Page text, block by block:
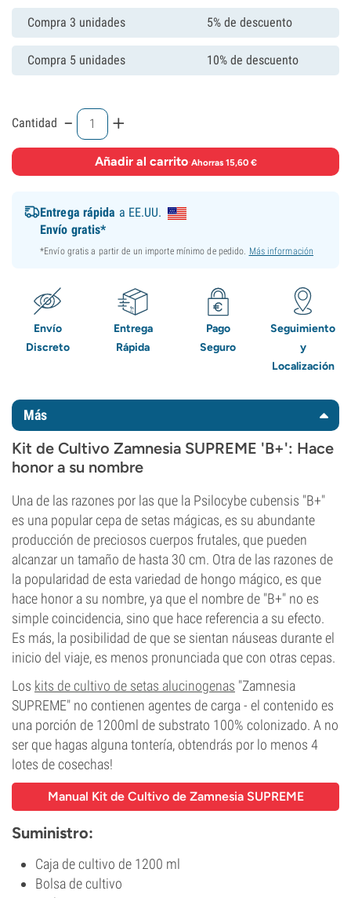
Compra 3 unidades 5% de descuento
Compra 5 unidades 10% de descuento
Cantidad - +
Añadir al carrito·Ahorras 15,60 €
Entrega rápida a EE.UU.
Envío gratis*
*Envío gratis a partir de un importe mínimo de pedido. Más información
Envío
Discreto
Entrega
Rápida
Pago
Seguro
Seguimiento
y
Localización
Más
Kit de Cultivo Zamnesia SUPREME 'B+': Hace
honor a su nombre
Una de las razones por las que la Psilocybe cubensis "B+"
es una popular cepa de setas mágicas, es su abundante
producción de preciosos cuerpos frutales, que pueden
alcanzar un tamaño de hasta 30 cm. Otra de las razones de
la popularidad de esta variedad de hongo mágico, es que
hace honor a su nombre, ya que el nombre de "B+" no es
simple coincidencia, sino que hace referencia a su efecto.
Es más, la posibilidad de que se sientan náuseas durante el
inicio del viaje, es menos pronunciada que con otras cepas.
Los kits de cultivo de setas alucinogenas "Zamnesia
SUPREME" no contienen agentes de carga - el contenido es
una porción de 1200ml de substrato 100% colonizado. A no
ser que hagas alguna tontería, obtendrás por lo menos 4
lotes de cosechas!
Manual Kit de Cultivo de Zamnesia SUPREME
Suministro:
Caja de cultivo de 1200 ml
Bolsa de cultivo